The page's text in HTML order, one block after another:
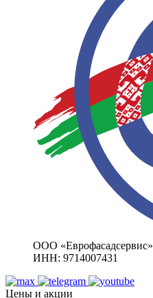
ООО «Еврофасадсервис»
ИНН: 9714007431
Цены и акции